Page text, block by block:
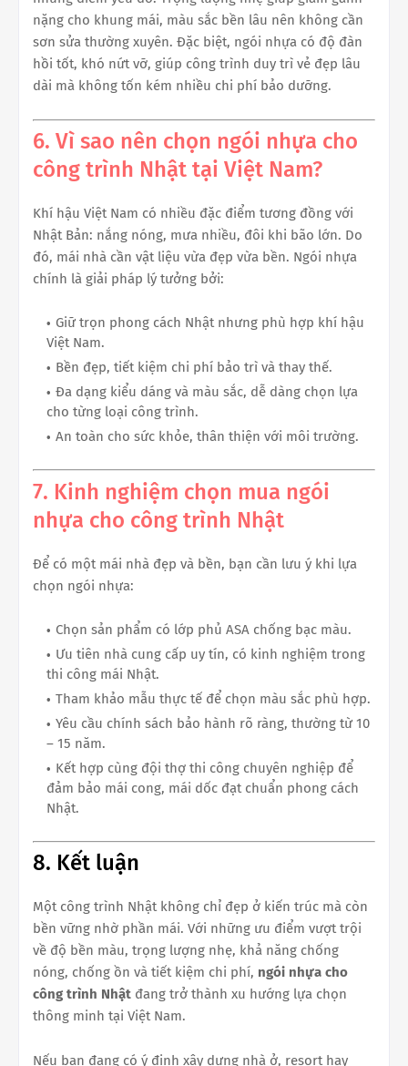
nặng cho khung mái, màu sắc bền lâu nên không cần
sơn sửa thường xuyên. Đặc biệt, ngói nhựa có độ đàn
hồi tốt, khó nứt vỡ, giúp công trình duy trì vẻ đẹp lâu
dài mà không tốn kém nhiều chi phí bảo dưỡng.
6. Vì sao nên chọn ngói nhựa cho
công trình Nhật tại Việt Nam?
Khí hậu Việt Nam có nhiều đặc điểm tương đồng với
Nhật Bản: nắng nóng, mưa nhiều, đôi khi bão lớn. Do
đó, mái nhà cần vật liệu vừa đẹp vừa bền. Ngói nhựa
chính là giải pháp lý tưởng bởi:
Giữ trọn phong cách Nhật nhưng phù hợp khí hậu
Việt Nam.
Bền đẹp, tiết kiệm chi phí bảo trì và thay thế.
Đa dạng kiểu dáng và màu sắc, dễ dàng chọn lựa
cho từng loại công trình.
An toàn cho sức khỏe, thân thiện với môi trường.
7. Kinh nghiệm chọn mua ngói
nhựa cho công trình Nhật
Để có một mái nhà đẹp và bền, bạn cần lưu ý khi lựa
chọn ngói nhựa:
Chọn sản phẩm có lớp phủ ASA chống bạc màu.
Ưu tiên nhà cung cấp uy tín, có kinh nghiệm trong
thi công mái Nhật.
Tham khảo mẫu thực tế để chọn màu sắc phù hợp.
Yêu cầu chính sách bảo hành rõ ràng, thường từ 10
– 15 năm.
Kết hợp cùng đội thợ thi công chuyên nghiệp để
đảm bảo mái cong, mái dốc đạt chuẩn phong cách
Nhật.
8. Kết luận
Một công trình Nhật không chỉ đẹp ở kiến trúc mà còn
bền vững nhờ phần mái. Với những ưu điểm vượt trội
về độ bền màu, trọng lượng nhẹ, khả năng chống
nóng, chống ồn và tiết kiệm chi phí, ngói nhựa cho
công trình Nhật đang trở thành xu hướng lựa chọn
thông minh tại Việt Nam.
Nếu bạn đang có ý định xây dựng nhà ở, resort hay